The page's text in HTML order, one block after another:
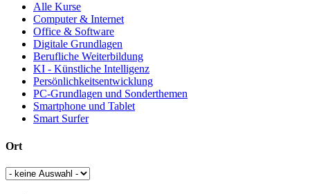
Alle Kurse
Computer & Internet
Office & Software
Digitale Grundlagen
Berufliche Weiterbildung
KI - Künstliche Intelligenz
Persönlichkeitsentwicklung
PC-Grundlagen und Sonderthemen
Smartphone und Tablet
Smart Surfer
Ort